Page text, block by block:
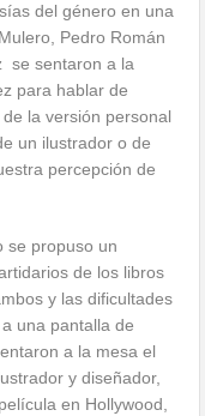
del género en una
Pedro Román
se sentaron a la
para hablar de
la versión personal
un ilustrador o de
percepción de
se propuso un
de los libros
y las dificultades
una pantalla de
a la mesa el
y diseñador,
en Hollywood,